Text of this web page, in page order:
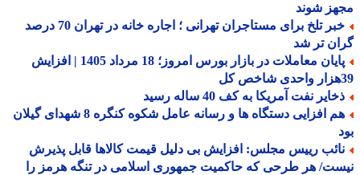
شوند
خبر تلخ برای مستاجران تهرانی ؛ اجاره خانه در تهران 70 درصد
تر شد
پایان معاملات در بازار بورس امروز؛ 18 مرداد 1405 | افزایش
نفت آمریکا به کف 40 ساله رسید
هم افزایی دستگاه ها و رسانه عامل شکوه کنگره 8 شهدای گیلان
رییس مجلس: افزایش بی دلیل قیمت کالاها قابل پذیرش
هر طرحی که حاکمیت جمهوری اسلامی در تنگه هرمز را